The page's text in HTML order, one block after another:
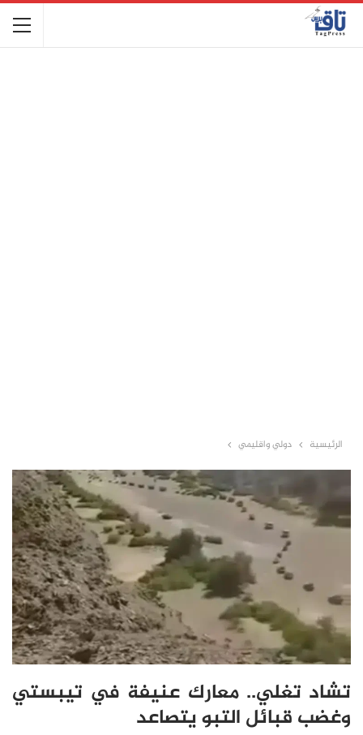
الرئيسية دولي واقليمي
تشاد تغلي.. معارك عنيفة في تيبستي
وغضب قبائل التبو يتصاعد